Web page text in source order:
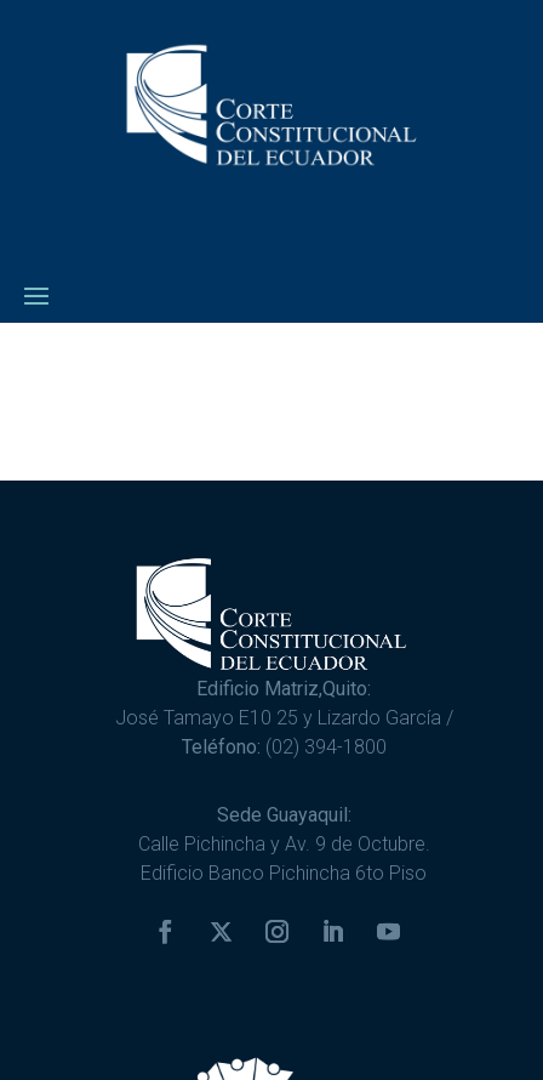
Edificio Matriz,Quito:
José Tamayo E10 25 y Lizardo García /
Teléfono: (02) 394-1800
Sede Guayaquil:
Calle Pichincha y Av. 9 de Octubre.
Edificio Banco Pichincha 6to Piso